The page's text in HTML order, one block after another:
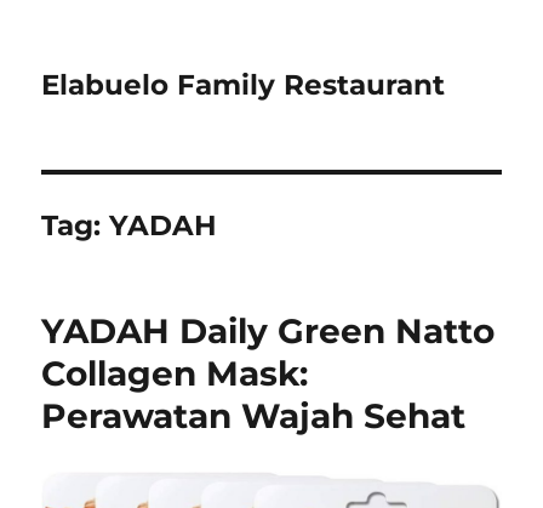
Elabuelo Family Restaurant
Tag:YADAH
YADAH Daily Green Natto
Collagen Mask:
Perawatan Wajah Sehat